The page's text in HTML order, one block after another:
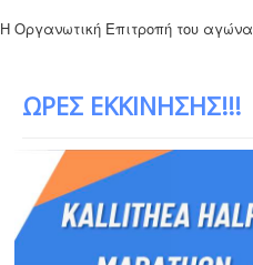
Η Οργανωτική Επιτροπή του αγώνα
ΩΡΕΣ ΕΚΚΙΝΗΣΗΣ!!!